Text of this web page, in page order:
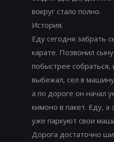
вокруг стало полно.
История.
Еду сегодня забрать
карате. Позвонил
побыстрее
выбежал, сел в
а по дороге он начал
кимоно в пакет. Еду,
уже паркуют свои
Дорога достаточно